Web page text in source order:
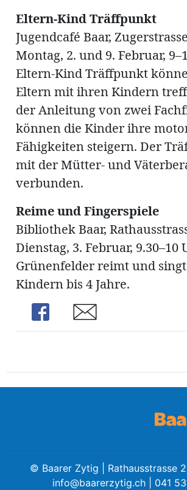
Mitteilungen
Baustellen
Eltern-Kind Träffpunkt
Jugendcafé Baar,
Montag, 2. und 9. Februar,
Eltern-Kind Träffpunkt
Eltern mit ihren Kindern
der Anleitung von zwei
können die Kinder ihre
Fähigkeiten steigern. Der
mit der Mütter- und
verbunden.
Reime und Fingerspiele
Bibliothek Baar,
Dienstag, 3. Februar,
Grünenfelder reimt und
Kindern bis 4 Jahre.
Share
Share
© Baarer Zytig | Rathausstrasse 2
info@baarerzytig.ch| 041